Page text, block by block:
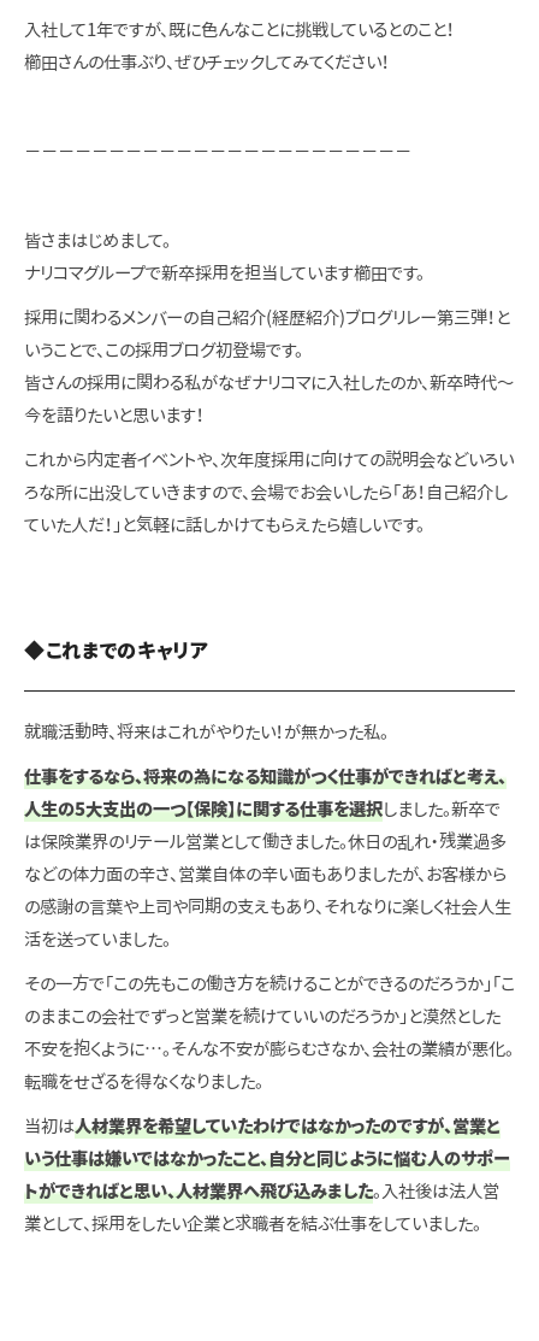
入社して1年ですが、既に色んなことに挑戦しているとのこと！
櫛田さんの仕事ぶり、ぜひチェックしてみてください！
－－－－－－－－－－－－－－－－－－－－－－－
皆さまはじめまして。
ナリコマグループで新卒採用を担当しています櫛田です。
採用に関わるメンバーの自己紹介(経歴紹介)ブログリレー第三弾！ と
いうことで、この採用ブログ初登場です。
皆さんの採用に関わる私がなぜナリコマに入社したのか、新卒時代～
今を語りたいと思います！
これから内定者イベントや、次年度採用に向けての説明会などいろい
ろな所に出没していきますので、会場でお会いしたら「あ！自己紹介し
ていた人だ！」と気軽に話しかけてもらえたら嬉しいです。
◆これまでのキャリア
就職活動時、将来はこれがやりたい！が無かった私。
仕事をするなら、将来の為になる知識がつく仕事ができればと考え、
人生の5大支出の一つ【保険】に関する仕事を選択しました。新卒で
は保険業界のリテール営業として働きました。休日の乱れ・残業過多
などの体力面の辛さ、営業自体の辛い面もありましたが、 お客様から
の感謝の言葉や上司や同期の支えもあり、それなりに楽しく社会人生
活を送っていました。
その一方で「この先もこの働き方を続けることができるのだろうか」「こ
のままこの会社でずっと営業を続けていいのだろうか」と漠然とした
不安を抱くように…。そんな不安が膨らむさなか、会社の業績が悪化。
転職をせざるを得なくなりました。
当初は人材業界を希望していたわけではなかったのですが、営業と
いう仕事は嫌いではなかったこと、自分と同じように悩む人のサポー
トができればと思い、人材業界へ飛び込みました。入社後は法人営
業として、採用をしたい企業と求職者を結ぶ仕事をしていました。